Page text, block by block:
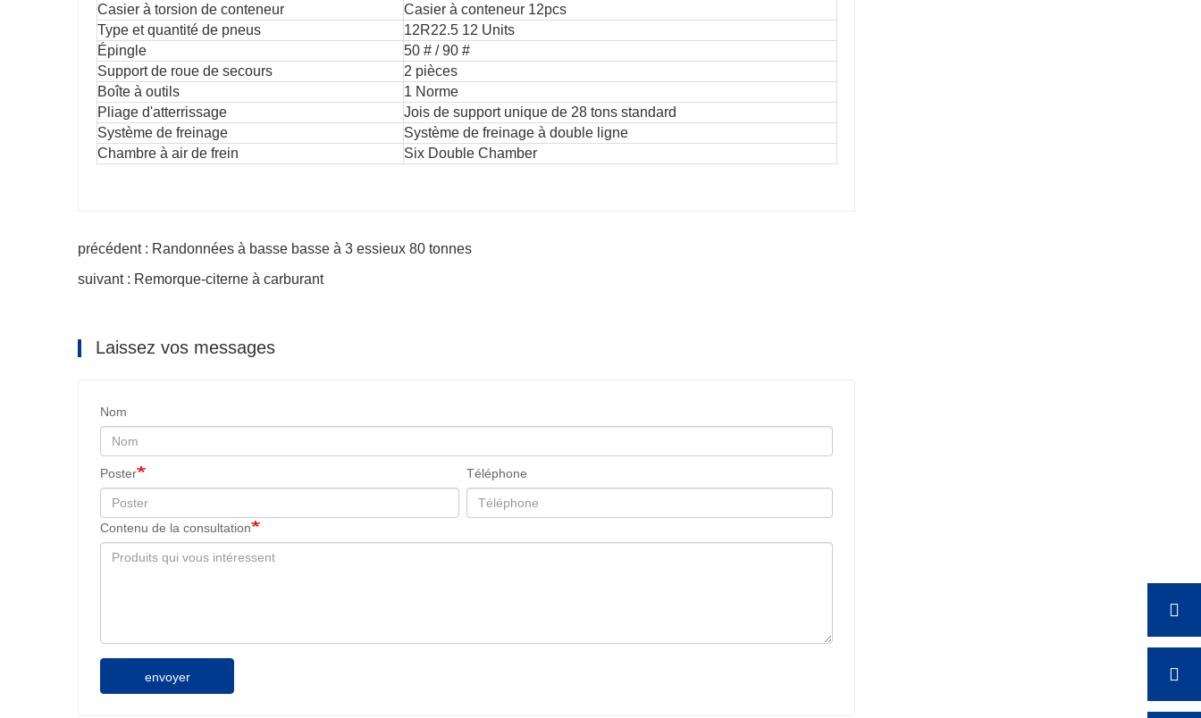
Casier à torsion de conteneur
Casier à conteneur 12pcs
Type et quantité de pneus
12R22.5 12 Units
Épingle
50 # / 90 #
Support de roue de secours
2 pièces
Boîte à outils
1 Norme
Pliage d'atterrissage
Jois de support unique de 28 tons standard
Système de freinage
Système de freinage à double ligne
Chambre à air de frein
Six Double Chamber
précédent : Randonnées à basse basse à 3 essieux 80 tonnes
suivant : Remorque-citerne à carburant
Laissez vos messages
Nom
Poster Téléphone
Contenu de la consultation
envoyer